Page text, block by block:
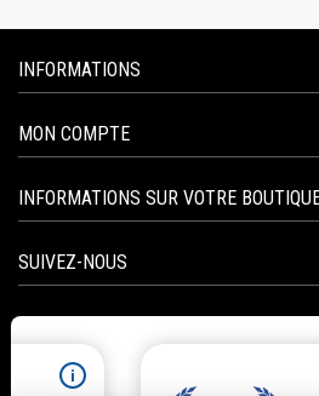
INFORMATIONS
MON COMPTE
INFORMATIONS SUR VOTRE
SUIVEZ-NOUS